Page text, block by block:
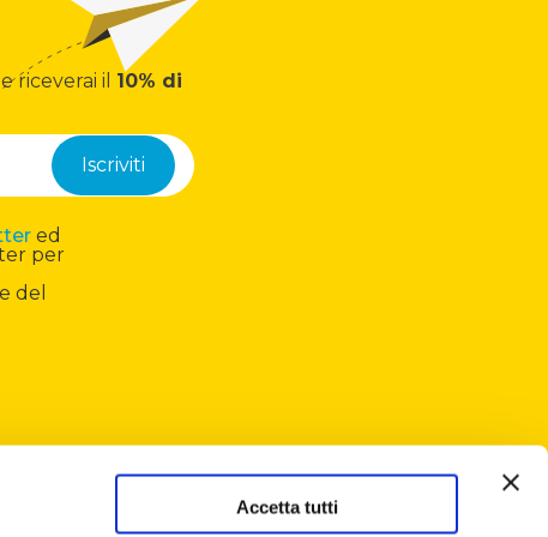
Accetta tutti
riceverai il 10% di
ed
per
del